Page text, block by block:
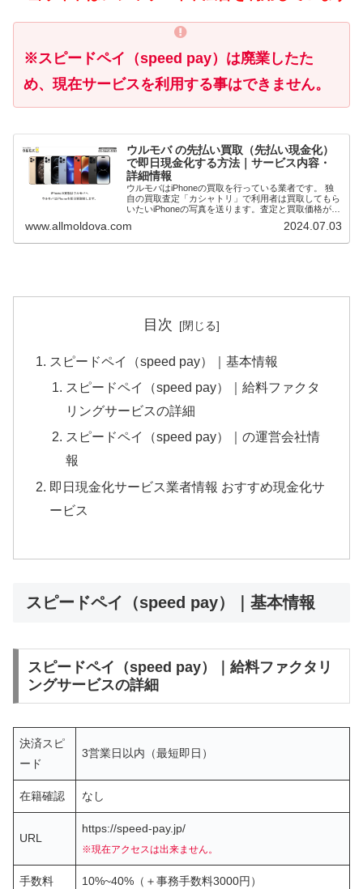
※スピードペイ（speed pay）は廃業したた
め、現在サービスを利用する事はできません。
ウルモバ の先払い買取（先払い現金化）
で即日現金化する方法｜サービス内容・
詳細情報
ウルモバはiPhoneの買取を行っている業者です。 独
自の買取査定「カシャトリ」で利用者は買取してもら
いたいiPhoneの写真を送ります。査定と買取価格が確
定次第先払いで現金買取してもらうことで即日現金化
（最短20分）が可能です。 本記事で...
www.allmoldova.com 2024.07.03
目次
スピードペイ（speed pay）｜基本情報
スピードペイ（speed pay）｜給料ファクタ
リングサービスの詳細
スピードペイ（speed pay）｜の運営会社情
報
即日現金化サービス業者情報 おすすめ現金化サ
ービス
スピードペイ（speed pay）｜基本情報
スピードペイ（speed pay）｜給料ファクタリ
ングサービスの詳細
決済スピ
ード
3営業日以内（最短即日）
在籍確認 なし
URL
https://speed-pay.jp/
※現在アクセスは出来ません。
手数料 10%~40%（＋事務手数料3000円）